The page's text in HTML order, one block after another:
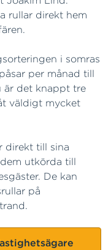
rullar direkt hem
i somras
per månad till
är det knappt tre
väldigt mycket
direkt till sina
utkörda till
De kan
på